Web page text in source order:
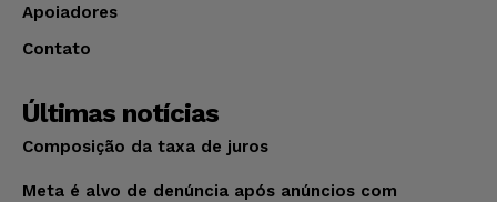
Apoiadores
Contato
Últimas notícias
Composição da taxa de juros
Meta é alvo de denúncia após anúncios com